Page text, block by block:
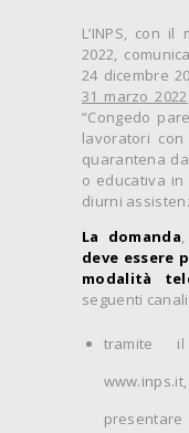
L’INPS, con il
2022,
24 dicembre
31 marzo 2022
“Congedo
lavoratori
quarantena
o educativa
diurni
La domanda
deve essere
modalità
seguenti
tramite il